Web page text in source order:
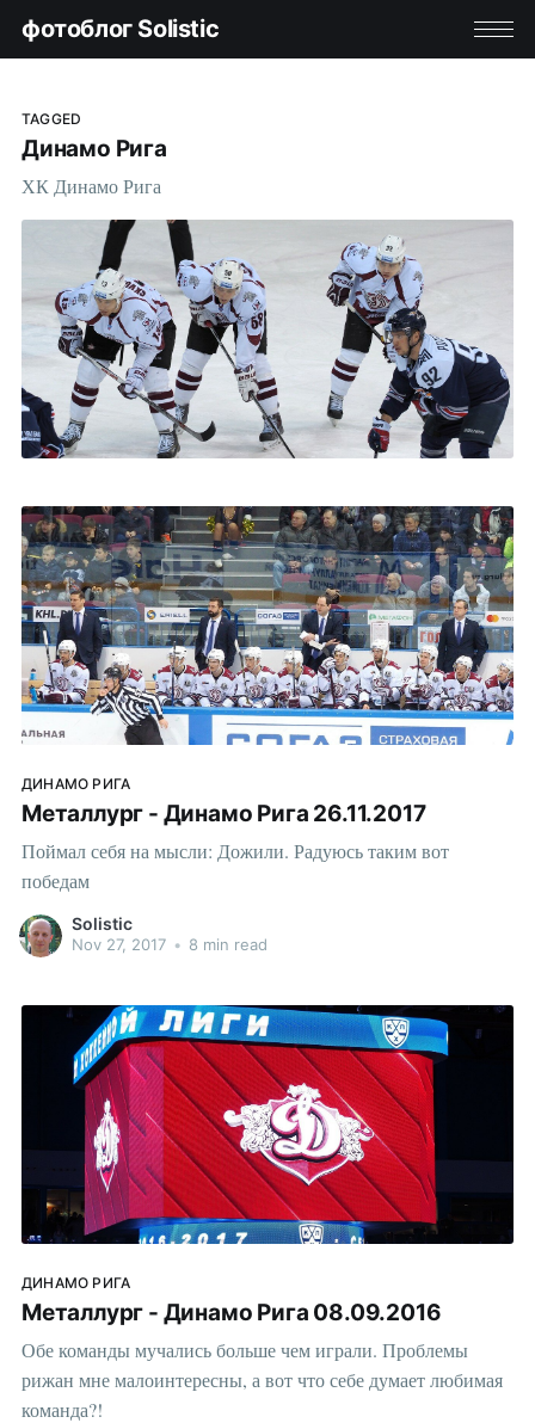
фотоблог Solistic
TAGGED
Динамо Рига
ХК Динамо Рига
ДИНАМО РИГА
Металлург - Динамо Рига 26.11.2017
Поймал себя на мысли: Дожили. Радуюсь таким вот
победам
Solistic
Nov 27, 2017 • 8 min read
ДИНАМО РИГА
Металлург - Динамо Рига 08.09.2016
Обе команды мучались больше чем играли. Проблемы
рижан мне малоинтересны, а вот что себе думает любимая
команда?!